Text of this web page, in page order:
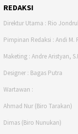
REDAKSI
Direktur Utama : Rio
Pimpinan Redaksi : Andi M.
Maketing : Andre Aristyan,
Designer : Bagas Putra
Wartawan :
Ahmad Nur (Biro Tarakan)
Dimas (Biro Nunukan)